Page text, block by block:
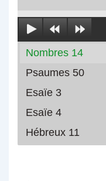
Nombres 14
Psaumes 50
Esaïe 3
Esaïe 4
Hébreux 11